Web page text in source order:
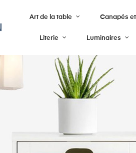
Art de la table Canapés
Literie Luminaires